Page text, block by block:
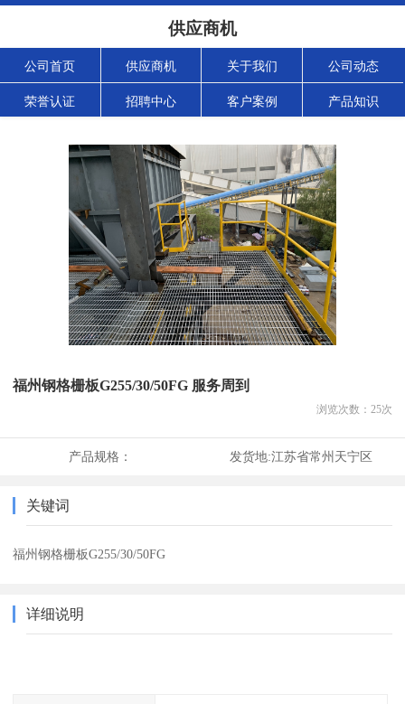
供应商机
公司首页 供应商机 关于我们 公司动态
荣誉认证 招聘中心 客户案例 产品知识
福州钢格栅板G255/30/50FG 服务周到
浏览次数： 25次
产品规格： 发货地:江苏省常州天宁区
关键词
福州钢格栅板G255/30/50FG
详细说明